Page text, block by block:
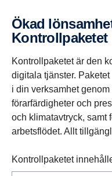
Ökad lönsamhet börjar med
Kontrollpa­ketet
Kontrollpaketet är den
digitala tjänster.
i din verksamhet
förarfärdigheter och
och klimatavtryck, samt
arbetsflödet. Allt
Kontrollpaketet